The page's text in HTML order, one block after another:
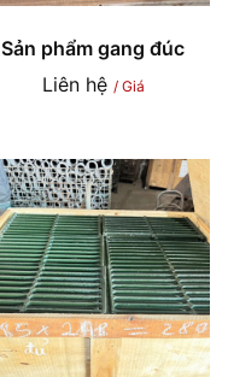
Sản phẩm gang đúc
Liên hệ / Giá